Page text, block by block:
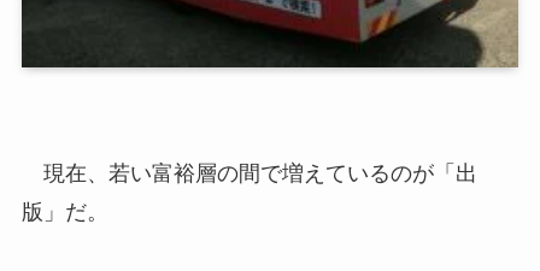
現在、若い富裕層の間で増えているのが「出
版」だ。